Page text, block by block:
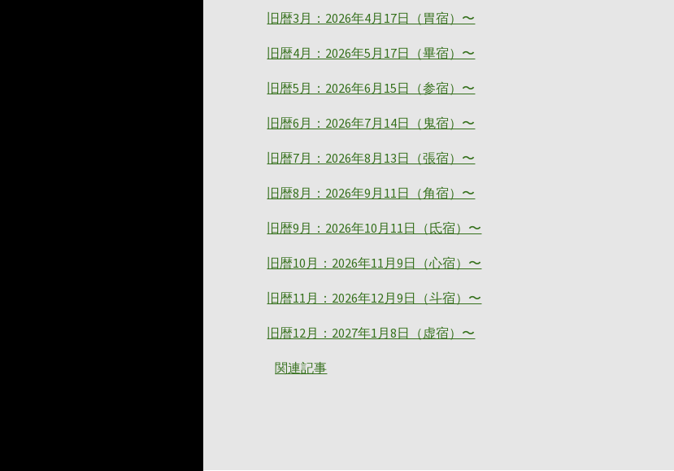
旧暦3月：2026年4月17日（胃宿）〜
旧暦4月：2026年5月17日（畢宿）〜
旧暦5月：2026年6月15日（参宿）〜
旧暦6月：2026年7月14日（鬼宿）〜
旧暦7月：2026年8月13日（張宿）〜
旧暦8月：2026年9月11日（角宿）〜
旧暦9月：2026年10月11日（氐宿）〜
旧暦10月：2026年11月9日（心宿）〜
旧暦11月：2026年12月9日（斗宿）〜
旧暦12月：2027年1月8日（虚宿）〜
関連記事